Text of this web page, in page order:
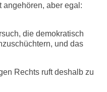
angehören, aber egal:
die demokratisch
und das
Rechts ruft deshalb zu